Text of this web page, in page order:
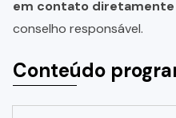
em contato diretamente
conselho responsável.
Conteúdo